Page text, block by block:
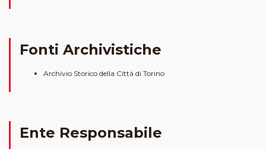
Fonti Archivistiche
Archivio Storico della Città di Torino
Ente Responsabile